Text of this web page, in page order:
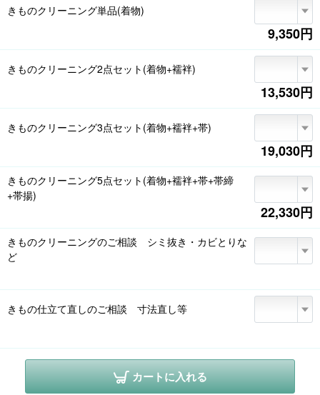
※島しょ部の方はご利用いただけません。
※丸洗いの場合は、お見積もり確定後、3～4週間ほどでお届けいたします。
※仕立て直しは、お見積もり確定後、7～8週間ほどでお届けいたします。
きものクリーニング単品(着物)
9,350円
きものクリーニング2点セット(着物+襦袢)
13,530円
きものクリーニング3点セット(着物+襦袢+帯)
19,030円
きものクリーニング5点セット(着物+襦袢+帯+帯締
+帯揚)
22,330円
きものクリーニングのご相談 シミ抜き・カビとりな
ど
きもの仕立て直しのご相談 寸法直し等
カートに入れる